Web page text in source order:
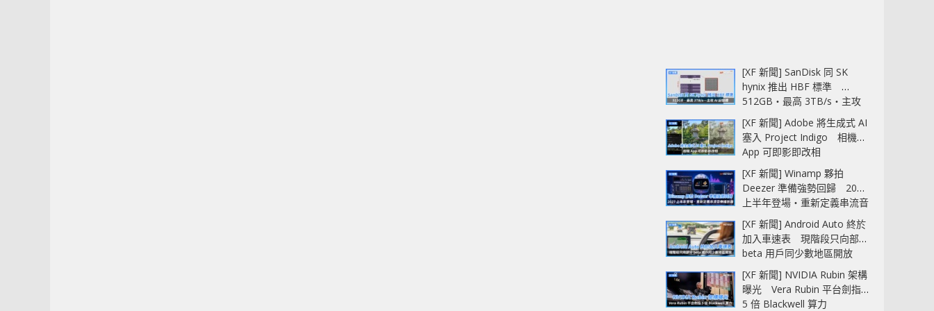
[XF 新聞] SanDisk 同 SK
hynix 推出 HBF 標準
512GB‧最高 3TB/s‧主攻
AI 記憶體
[XF 新聞] Adobe 將生成式 AI
塞入 Project Indigo 相機
App 可即影即改相
[XF 新聞] Winamp 夥拍
Deezer 準備強勢回歸 2027
上半年登場‧重新定義串流音
樂播放器
[XF 新聞] Android Auto 終於
加入車速表 現階段只向部分
beta 用戶同少數地區開放
[XF 新聞] NVIDIA Rubin 架構
曝光 Vera Rubin 平台劍指
5 倍 Blackwell 算力